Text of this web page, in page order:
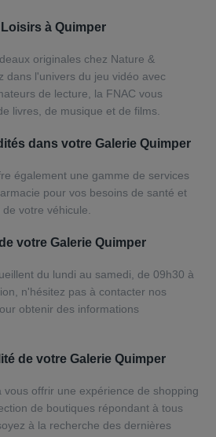
à Quimper
originales chez Nature &
dans l'univers du jeu vidéo avec
de lecture, la FNAC vous
livres, de musique et de films.
dans votre Galerie Quimper
également une gamme de services
pour vos besoins de santé et
votre véhicule.
votre Galerie Quimper
du lundi au samedi, de 09h30 à
n'hésitez pas à contacter nos
obtenir des informations
de votre Galerie Quimper
vous offrir une expérience de shopping
de boutiques répondant à tous
à la recherche des dernières